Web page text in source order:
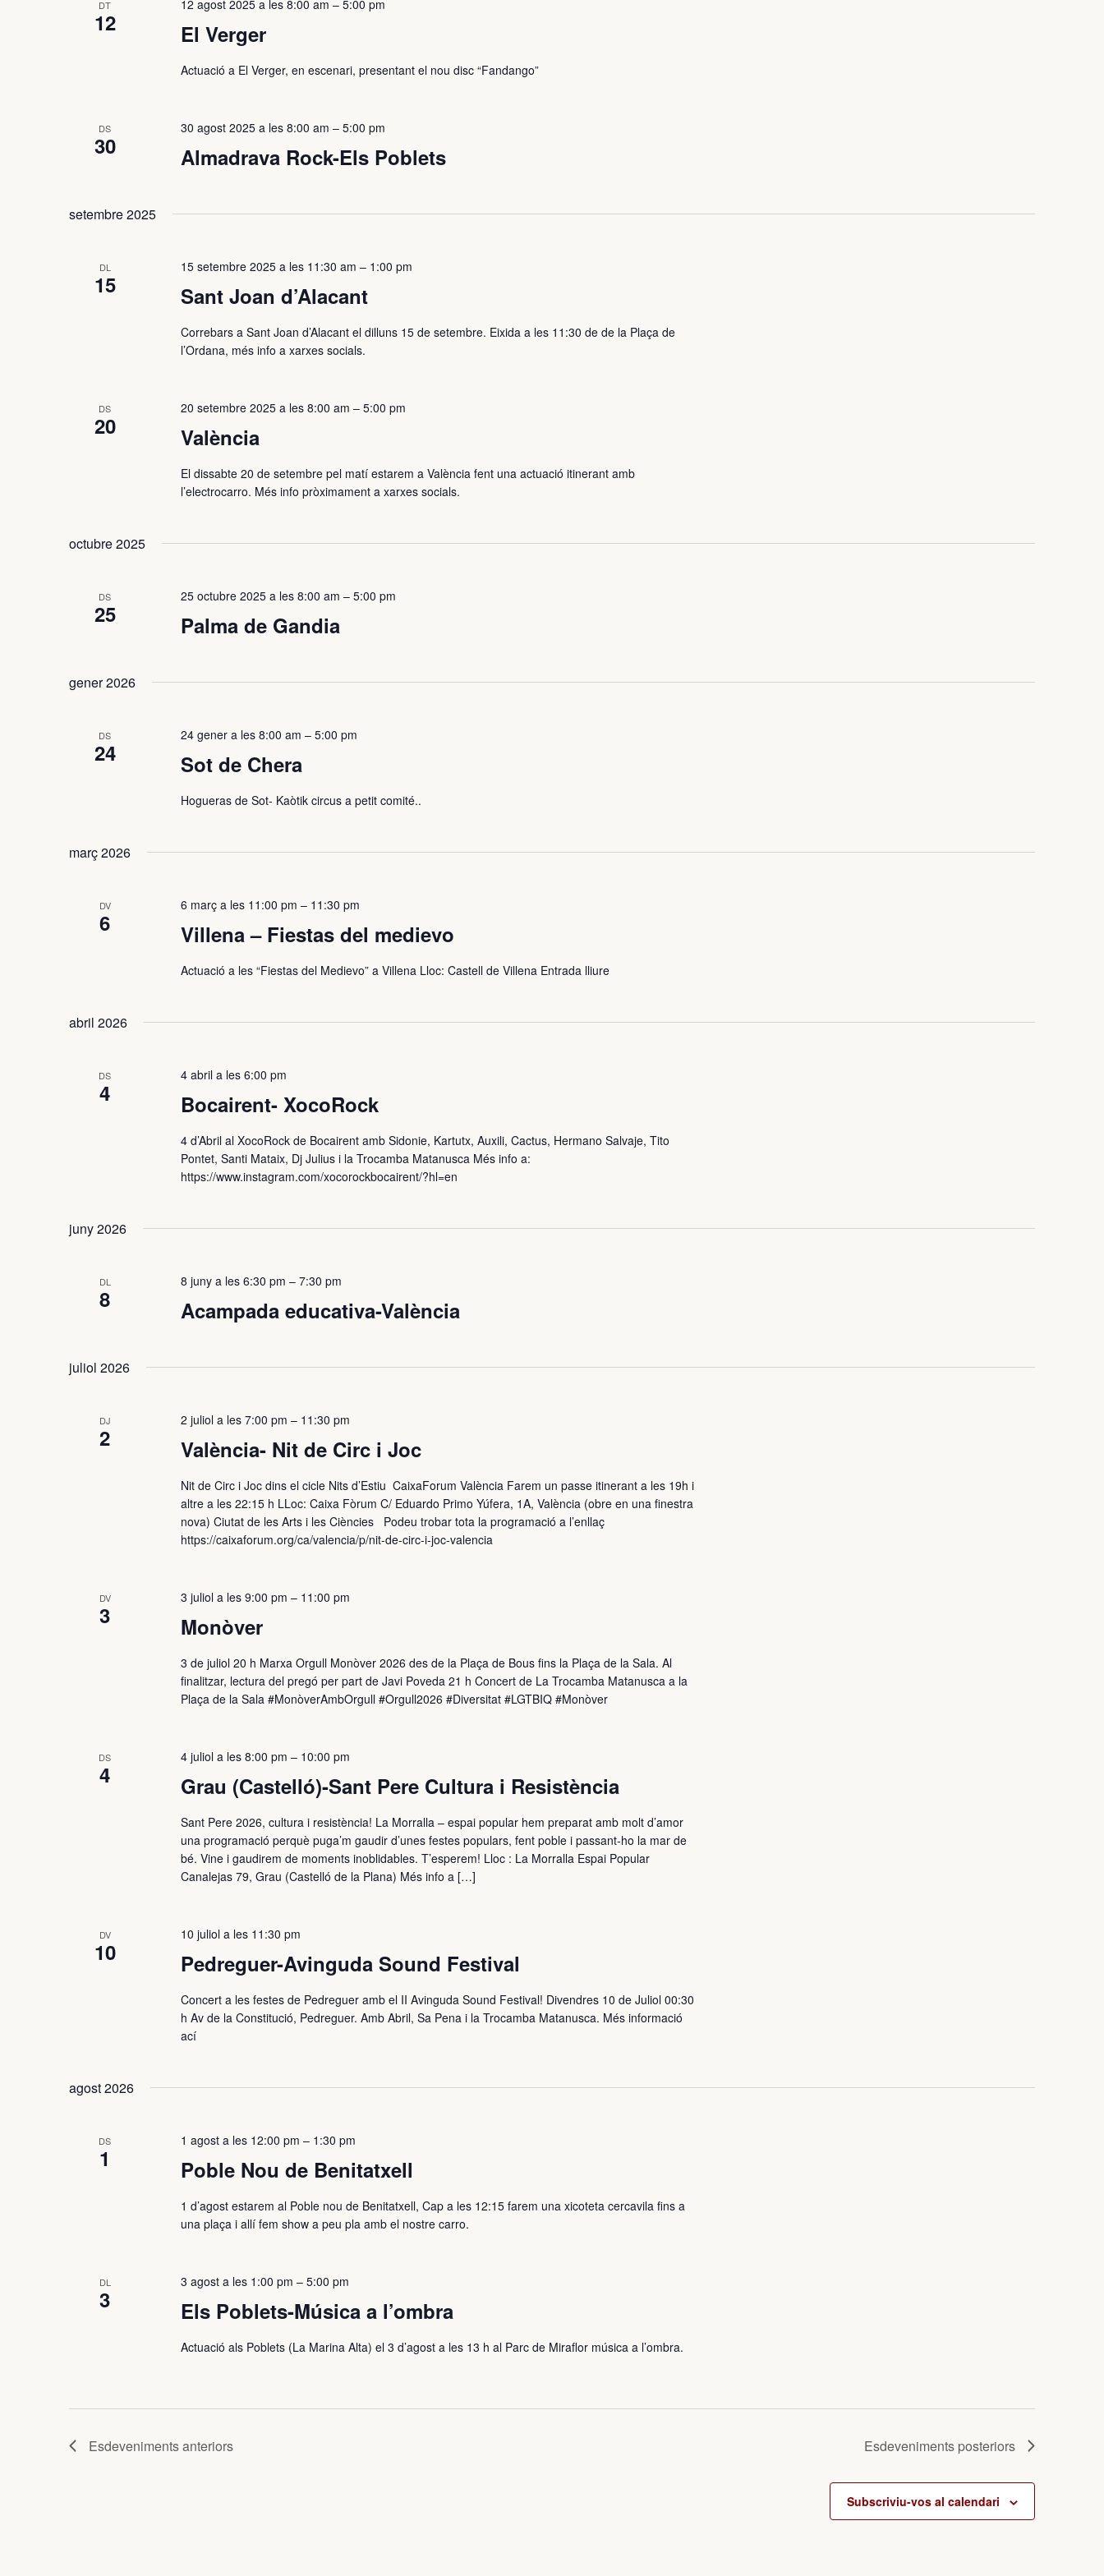
DT
12
12 agost 2025 a les 8:00 am – 5:00 pm
El Verger
Actuació a El Verger, en escenari, presentant el nou disc “Fandango”
DS
30
30 agost 2025 a les 8:00 am – 5:00 pm
Almadrava Rock-Els Poblets
setembre 2025
DL
15
15 setembre 2025 a les 11:30 am – 1:00 pm
Sant Joan d’Alacant
Correbars a Sant Joan d’Alacant el dilluns 15 de setembre. Eixida a les 11:30 de de la Plaça de
l’Ordana, més info a xarxes socials.
DS
20
20 setembre 2025 a les 8:00 am – 5:00 pm
València
El dissabte 20 de setembre pel matí estarem a València fent una actuació itinerant amb
l’electrocarro. Més info pròximament a xarxes socials.
octubre 2025
DS
25
25 octubre 2025 a les 8:00 am – 5:00 pm
Palma de Gandia
gener 2026
DS
24
24 gener a les 8:00 am – 5:00 pm
Sot de Chera
Hogueras de Sot- Kaòtik circus a petit comité..
març 2026
DV
6
6 març a les 11:00 pm – 11:30 pm
Villena – Fiestas del medievo
Actuació a les “Fiestas del Medievo” a Villena Lloc: Castell de Villena Entrada lliure
abril 2026
DS
4
4 abril a les 6:00 pm
Bocairent- XocoRock
4 d’Abril al XocoRock de Bocairent amb Sidonie, Kartutx, Auxili, Cactus, Hermano Salvaje, Tito
Pontet, Santi Mataix, Dj Julius i la Trocamba Matanusca Més info a:
https://www.instagram.com/xocorockbocairent/?hl=en
juny 2026
DL
8
8 juny a les 6:30 pm – 7:30 pm
Acampada educativa-València
juliol 2026
DJ
2
2 juliol a les 7:00 pm – 11:30 pm
València- Nit de Circ i Joc
Nit de Circ i Joc dins el cicle Nits d’Estiu CaixaForum València Farem un passe itinerant a les 19h i
altre a les 22:15 h LLoc: Caixa Fòrum C/ Eduardo Primo Yúfera, 1A, València (obre en una finestra
nova) Ciutat de les Arts i les Ciències Podeu trobar tota la programació a l’enllaç
https://caixaforum.org/ca/valencia/p/nit-de-circ-i-joc-valencia
DV
3
3 juliol a les 9:00 pm – 11:00 pm
Monòver
3 de juliol 20 h Marxa Orgull Monòver 2026 des de la Plaça de Bous fins la Plaça de la Sala. Al
finalitzar, lectura del pregó per part de Javi Poveda 21 h Concert de La Trocamba Matanusca a la
Plaça de la Sala #MonòverAmbOrgull #Orgull2026 #Diversitat #LGTBIQ #Monòver
DS
4
4 juliol a les 8:00 pm – 10:00 pm
Grau (Castelló)-Sant Pere Cultura i Resistència
Sant Pere 2026, cultura i resistència! La Morralla – espai popular hem preparat amb molt d’amor
una programació perquè puga’m gaudir d’unes festes populars, fent poble i passant-ho la mar de
bé. Vine i gaudirem de moments inoblidables. T’esperem! Lloc : La Morralla Espai Popular
Canalejas 79, Grau (Castelló de la Plana) Més info a […]
DV
10
10 juliol a les 11:30 pm
Pedreguer-Avinguda Sound Festival
Concert a les festes de Pedreguer amb el II Avinguda Sound Festival! Divendres 10 de Juliol 00:30
h Av de la Constitució, Pedreguer. Amb Abril, Sa Pena i la Trocamba Matanusca. Més informació
ací
agost 2026
DS
1
1 agost a les 12:00 pm – 1:30 pm
Poble Nou de Benitatxell
1 d’agost estarem al Poble nou de Benitatxell, Cap a les 12:15 farem una xicoteta cercavila fins a
una plaça i allí fem show a peu pla amb el nostre carro.
DL
3
3 agost a les 1:00 pm – 5:00 pm
Els Poblets-Música a l’ombra
Actuació als Poblets (La Marina Alta) el 3 d’agost a les 13 h al Parc de Miraflor música a l’ombra.
Esdevenimentsanteriors Esdeveniments posteriors
Subscriviu-vos al calendari